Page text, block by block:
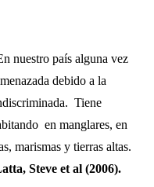
nuestro país alguna vez
debido a la
Tiene
en manglares, en
marismas y tierras altas.
Steve et al (2006).